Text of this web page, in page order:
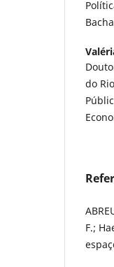
do
F.;